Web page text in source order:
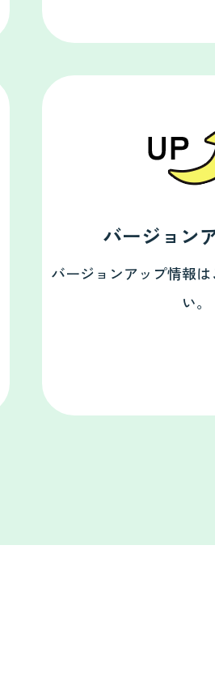
バージョン
バージョンアップ情報
い。